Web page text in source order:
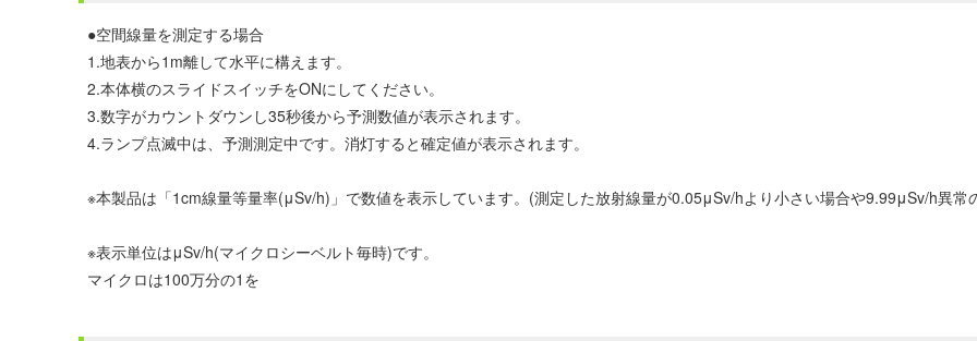
●空間線量を測定する場合
1.地表から1m離して水平に構えます。
2.本体横のスライドスイッチをONにしてください。
3.数字がカウントダウンし35秒後から予測数値が表示されます。
4.ランプ点滅中は、予測測定中です。消灯すると確定値が表示されます。
※本製品は「1cm線量等量率(μSv/h)」で数値を表示しています。(測定した放射線量が0.05μSv/hより小さい場合や9.99μSv/h異常
※表示単位はμSv/h(マイクロシーベルト毎時)です。
マイクロは100万分の1を